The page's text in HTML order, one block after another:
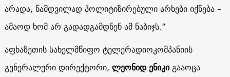
არადა, ნამდვილად პოლიტიზირებული არხები იქნება –
ამაოდ ხომ არ გადადგამდნენ ამ ნაბიჯს.”
აფხაზეთის სახელმწიფო ტელერადიოკომპანიის
გენერალური დირექტორი, ლეონიდ ენიკიგააოცა